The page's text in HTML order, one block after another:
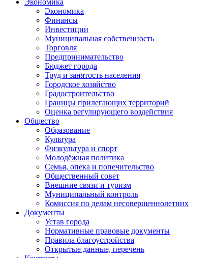
Экономика
Экономика
Финансы
Инвестиции
Муниципальная собственность
Торговля
Предпринимательство
Бюджет города
Труд и занятость населения
Городское хозяйство
Градостроительство
Границы прилегающих территорий
Оценка регулирующего воздействия
Общество
Образование
Культура
Физкультура и спорт
Молодёжная политика
Семья, опека и попечительство
Общественный совет
Внешние связи и туризм
Муниципальный контроль
Комиссия по делам несовершеннолетних
Документы
Устав города
Нормативные правовые документы
Правила благоустройства
Открытые данные, перечень